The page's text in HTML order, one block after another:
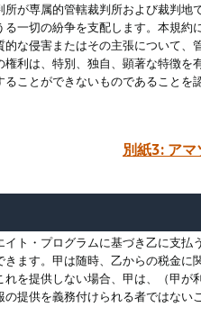
所が専属的管轄裁判所および裁判
る一切の紛争を支配します。本規
的な侵害またはその主張について
権利は、特別、独自、顕著な特徴
ることができないものであることを
別紙3: ア
イト・プログラムに基づき乙に支
きます。甲は随時、乙からの税金
れを提供しない場合、甲は、（甲
の提供を義務付けられる者ではな